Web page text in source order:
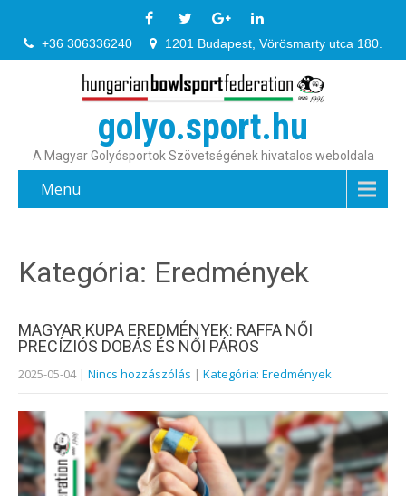
+36 306336240 1201 Budapest, Vörösmarty utca 180.
golyo.sport.hu
A Magyar Golyósportok Szövetségének hivatalos weboldala
Menu
Kategória: Eredmények
MAGYAR KUPA EREDMÉNYEK: RAFFA NŐI
PRECÍZIÓS DOBÁS ÉS NŐI PÁROS
2025-05-04 | Nincs hozzászólás | Kategória: Eredmények